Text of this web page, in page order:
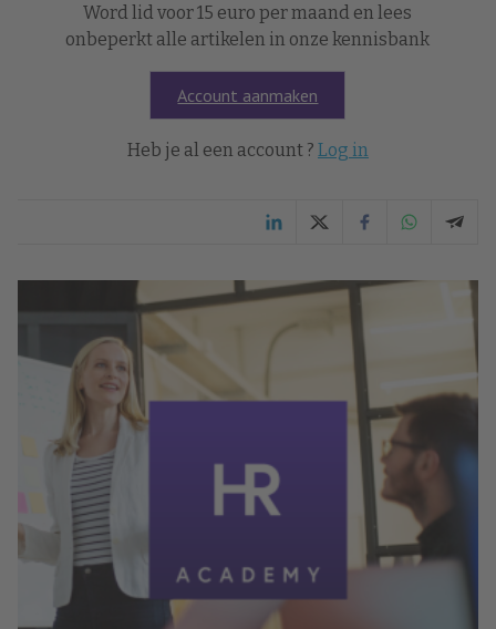
Word lid voor 15 euro per maand en lees
onbeperkt alle artikelen in onze kennisbank
Account aanmaken
Heb je al een account ? Log in